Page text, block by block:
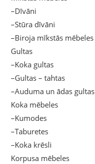
–Dīvāni
–Stūra dīvāni
–Biroja mīkstās mēbeles
Gultas
–Koka gultas
–Gultas – tahtas
–Auduma un ādas gultas
Koka mēbeles
–Kumodes
–Taburetes
–Koka krēsli
Korpusa mēbeles